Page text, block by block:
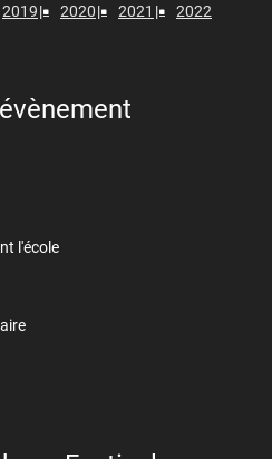
2019 2020 2021 2022
l'école